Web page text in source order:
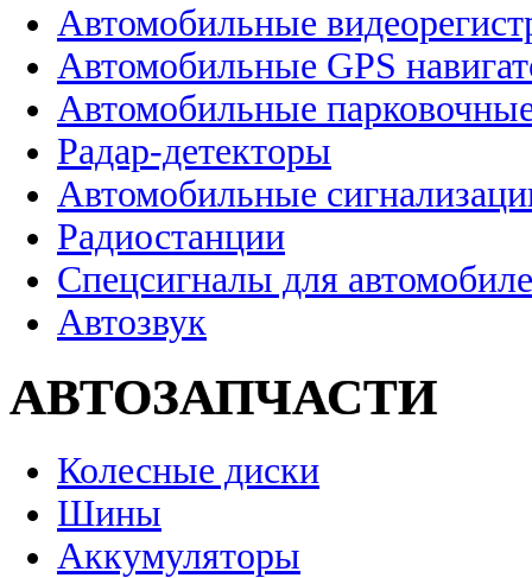
Автомобильные
Автомобильные GPS
Автомобильные
Радар-детекторы
Автомобильные
Радиостанции
Спецсигналы для
Автозвук
АВТОЗАПЧАСТИ
Колесные диски
Шины
Аккумуляторы